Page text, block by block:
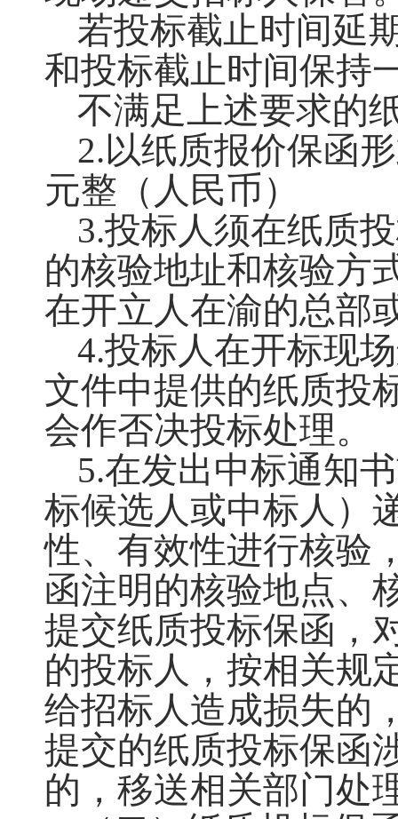
若投标截止时间延
和投标截止时间保持
不满足上述要求的
2.以纸质报价保函
元整（人民币）
3.投标人须在纸质
的核验地址和核验方
在开立人在渝的总部
4.投标人在开标现
文件中提供的纸质投
会作否决投标处理。
5.在发出中标通知
标候选人或中标人）
性、有效性进行核验
函注明的核验地点、
提交纸质投标保函，
的投标人，按相关规
给招标人造成损失的
提交的纸质投标保函
的，移送相关部门处